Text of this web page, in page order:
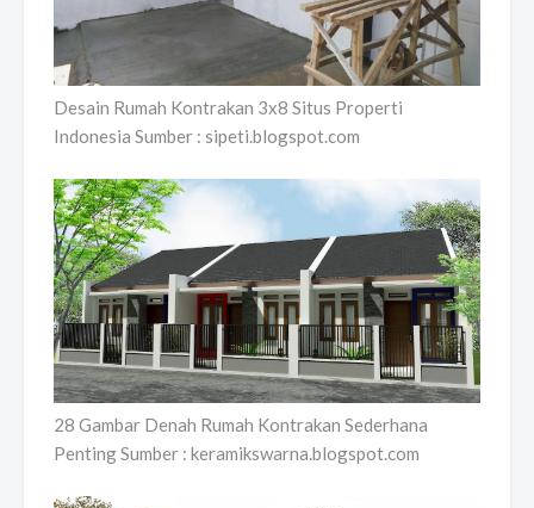
Desain Rumah Kontrakan 3x8 Situs Properti
Indonesia Sumber : sipeti.blogspot.com
28 Gambar Denah Rumah Kontrakan Sederhana
Penting Sumber : keramikswarna.blogspot.com